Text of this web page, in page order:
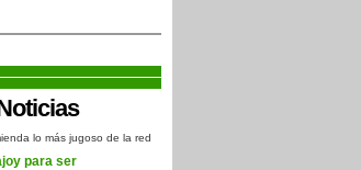
lo más jugoso de la red
para ser